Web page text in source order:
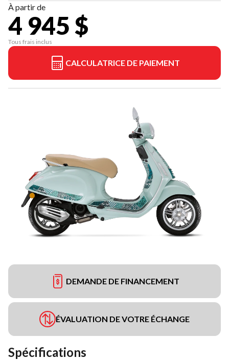
À partir de
4 945 $
Tous frais inclus
CALCULATRICE DE PAIEMENT
DEMANDE DE FINANCEMENT
ÉVALUATION DE VOTRE ÉCHANGE
Spécifications